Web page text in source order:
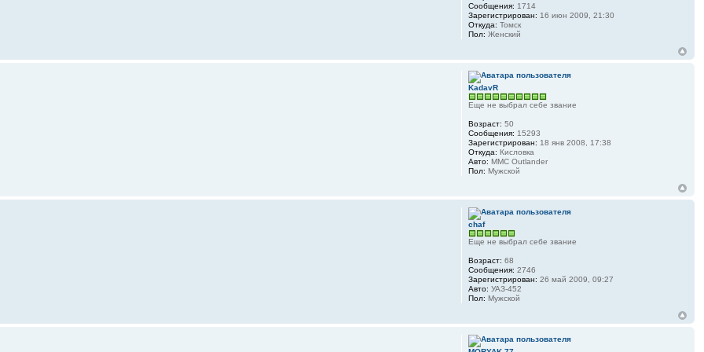
Сообщения: 1714
Зарегистрирован: 16 июн 2009, 21:30
Откуда: Томск
Пол: Женский
KadavR
Еще не выбрал себе звание
Возраст: 50
Сообщения: 15293
Зарегистрирован: 18 янв 2008, 17:38
Откуда: Кисловка
Авто: MMC Outlander
Пол: Мужской
chaf
Еще не выбрал себе звание
Возраст: 68
Сообщения: 2746
Зарегистрирован: 26 май 2009, 09:27
Авто: УАЗ-452
Пол: Мужской